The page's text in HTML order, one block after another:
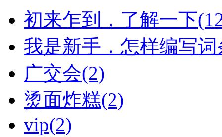
初来乍到，了解一下
我是新手，怎样编写词
广交会(2)
烫面炸糕(2)
vip(2)